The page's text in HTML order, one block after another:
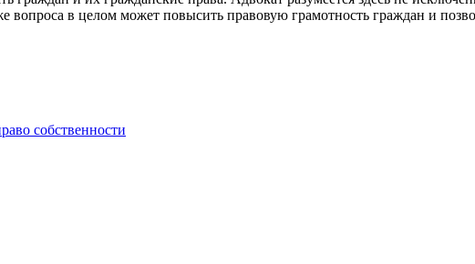
в целом может повысить правовую грамотность граждан и
собственности